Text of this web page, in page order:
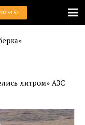
54 52
литром» АЗС